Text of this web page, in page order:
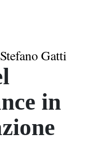
Stefano Gatti
in